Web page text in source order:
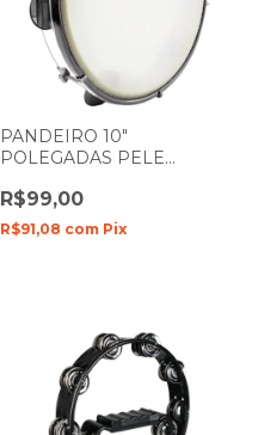
PANDEIRO 10"
POLEGADAS PELE
VANGUARDA ZELLMER
R$99,00
R$91,08 com Pix